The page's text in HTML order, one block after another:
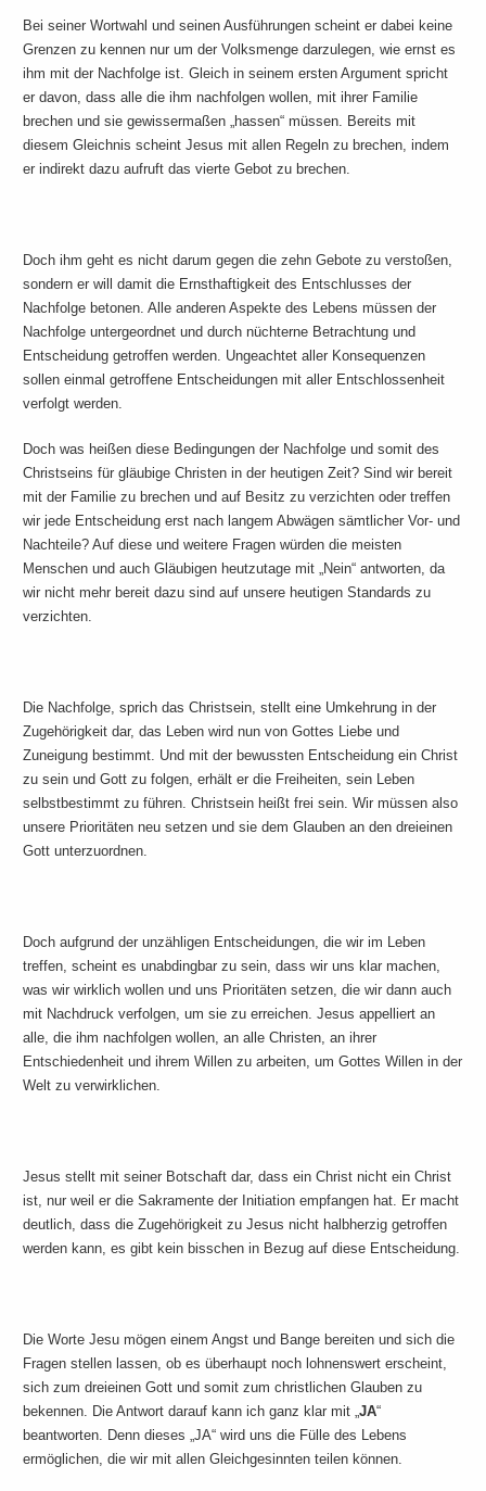
Bei seiner Wortwahl und seinen Ausführungen scheint er dabei keine
Grenzen zu kennen nur um der Volksmenge darzulegen, wie ernst es
ihm mit der Nachfolge ist. Gleich in seinem ersten Argument spricht
er davon, dass alle die ihm nachfolgen wollen, mit ihrer Familie
brechen und sie gewissermaßen „hassen“ müssen. Bereits mit
diesem Gleichnis scheint Jesus mit allen Regeln zu brechen, indem
er indirekt dazu aufruft das vierte Gebot zu brechen.
Doch ihm geht es nicht darum gegen die zehn Gebote zu verstoßen,
sondern er will damit die Ernsthaftigkeit des Entschlusses der
Nachfolge betonen. Alle anderen Aspekte des Lebens müssen der
Nachfolge untergeordnet und durch nüchterne Betrachtung und
Entscheidung getroffen werden. Ungeachtet aller Konsequenzen
sollen einmal getroffene Entscheidungen mit aller Entschlossenheit
verfolgt werden.
Doch was heißen diese Bedingungen der Nachfolge und somit des
Christseins für gläubige Christen in der heutigen Zeit? Sind wir bereit
mit der Familie zu brechen und auf Besitz zu verzichten oder treffen
wir jede Entscheidung erst nach langem Abwägen sämtlicher Vor- und
Nachteile? Auf diese und weitere Fragen würden die meisten
Menschen und auch Gläubigen heutzutage mit „Nein“ antworten, da
wir nicht mehr bereit dazu sind auf unsere heutigen Standards zu
verzichten.
Die Nachfolge, sprich das Christsein, stellt eine Umkehrung in der
Zugehörigkeit dar, das Leben wird nun von Gottes Liebe und
Zuneigung bestimmt. Und mit der bewussten Entscheidung ein Christ
zu sein und Gott zu folgen, erhält er die Freiheiten, sein Leben
selbstbestimmt zu führen. Christsein heißt frei sein. Wir müssen also
unsere Prioritäten neu setzen und sie dem Glauben an den dreieinen
Gott unterzuordnen.
Doch aufgrund der unzähligen Entscheidungen, die wir im Leben
treffen, scheint es unabdingbar zu sein, dass wir uns klar machen,
was wir wirklich wollen und uns Prioritäten setzen, die wir dann auch
mit Nachdruck verfolgen, um sie zu erreichen. Jesus appelliert an
alle, die ihm nachfolgen wollen, an alle Christen, an ihrer
Entschiedenheit und ihrem Willen zu arbeiten, um Gottes Willen in der
Welt zu verwirklichen.
Jesus stellt mit seiner Botschaft dar, dass ein Christ nicht ein Christ
ist, nur weil er die Sakramente der Initiation empfangen hat. Er macht
deutlich, dass die Zugehörigkeit zu Jesus nicht halbherzig getroffen
werden kann, es gibt kein bisschen in Bezug auf diese Entscheidung.
Die Worte Jesu mögen einem Angst und Bange bereiten und sich die
Fragen stellen lassen, ob es überhaupt noch lohnenswert erscheint,
sich zum dreieinen Gott und somit zum christlichen Glauben zu
bekennen. Die Antwort darauf kann ich ganz klar mit „JA“
beantworten. Denn dieses „JA“ wird uns die Fülle des Lebens
ermöglichen, die wir mit allen Gleichgesinnten teilen können.